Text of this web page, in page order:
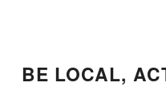
BE LOCAL,